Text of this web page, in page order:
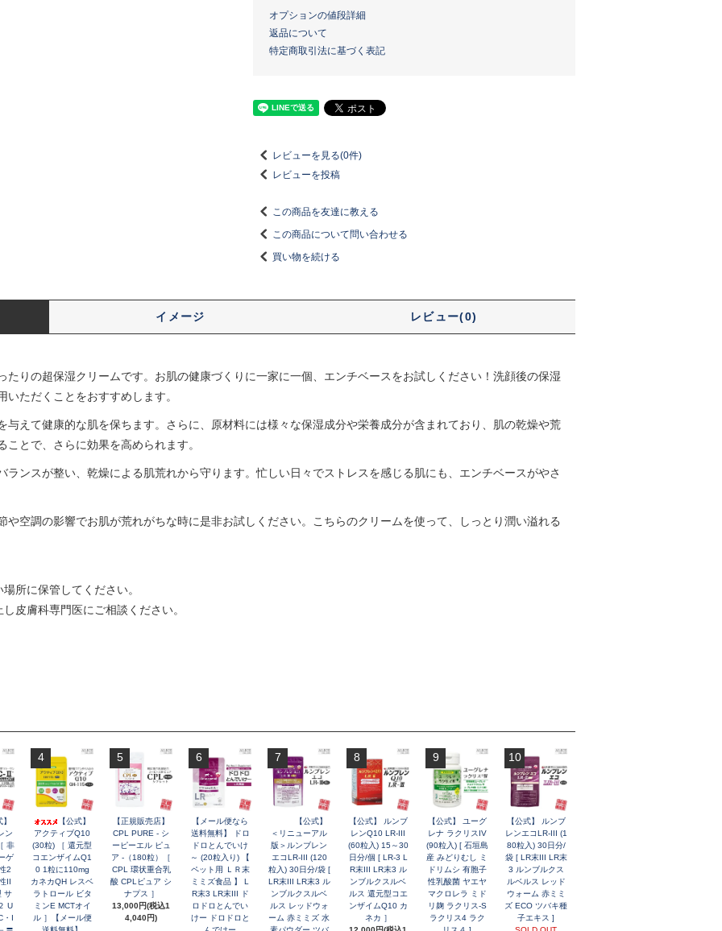
オプションの値段詳細
返品について
特定商取引法に基づく表記
レビューを見る(0件)
レビューを投稿
この商品を友達に教える
この商品について問い合わせる
買い物を続ける
イメージ レビュー(0)
たりの超保湿クリームです。お肌の健康づくりに一家に一個、エンチベースをお試しください！洗顔後の保湿
ただくことをおすすめします。
与えて健康的な肌を保ちます。さらに、原材料には様々な保湿成分や栄養成分が含まれており、肌の乾燥や荒
とで、さらに効果を高められます。
ランスが整い、乾燥による肌荒れから守ります。忙しい日々でストレスを感じる肌にも、エンチベースがやさ
や空調の影響でお肌が荒れがちな時に是非お試しください。こちらのクリームを使って、しっとり潤い溢れる
所に保管してください。
皮膚科専門医にご相談ください。
ン
非
ゲ
2
II
サ
U
・I
4
【公式】
アクティブQ10
(30粒) ［ 還元型
コエンザイムQ1
0 1粒に110mg
カネカQH レスベ
ラトロール ビタ
ミンE MCTオイ
ル ］【メール便
5
【正規販売店】
CPL PURE - シ
ーピーエル ピュ
ア -（180粒）［
CPL 環状重合乳
酸 CPLピュア シ
ナプス ］
13,000円(税込1
4,040円)
6
【メール便なら
送料無料】 ドロ
ドロとんでいけ
～ (20粒入り) 【
ペット用 ＬＲ末
ミミズ食品 】 L
R末3 LR末III ド
ロドロとんでい
けー ドロドロと
7
【公式】
＜リニューアル
版＞ルンブレン
エコLR-III (120
粒入) 30日分/袋 [
LR末III LR末3 ル
ンブルクスルベ
ルス レッドウォ
ーム 赤ミミズ 水
8
【公式】 ルンブ
レンQ10 LR-III
(60粒入) 15～30
日分/個 [ LR-3 L
R末III LR末3 ル
ンブルクスルベ
ルス 還元型コエ
ンザイムQ10 カ
ネカ ］
9
【公式】 ユーグ
レナ ラクリスIV
(90粒入) [ 石垣島
産 みどりむし ミ
ドリムシ 有胞子
性乳酸菌 ヤエヤ
マクロレラ ミド
リ麹 ラクリス-S
ラクリス4 ラク
10
【公式】 ルンブ
レンエコLR-III (1
80粒入) 30日分/
袋 [ LR末III LR末
3 ルンブルクス
ルベルス レッド
ウォーム 赤ミミ
ズ ECO ツバキ種
子エキス ]